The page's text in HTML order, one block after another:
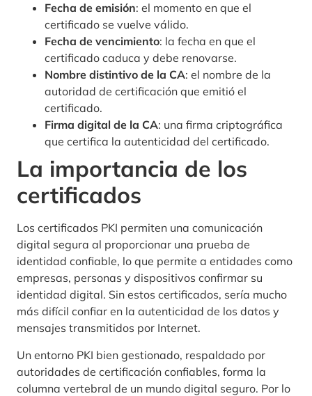
Fecha de emisión: el momento en que el
certificado se vuelve válido.
Fecha de vencimiento: la fecha en que el
certificado caduca y debe renovarse.
Nombre distintivo de la CA: el nombre de la
autoridad de certificación que emitió el
certificado.
Firma digital de la CA: una firma criptográfica
que certifica la autenticidad del certificado.
La importancia de los
certificados
Los certificados PKI permiten una comunicación
digital segura al proporcionar una prueba de
identidad confiable, lo que permite a entidades como
empresas, personas y dispositivos confirmar su
identidad digital. Sin estos certificados, sería mucho
más difícil confiar en la autenticidad de los datos y
mensajes transmitidos por Internet.
Un entorno PKI bien gestionado, respaldado por
autoridades de certificación confiables, forma la
columna vertebral de un mundo digital seguro. Por lo